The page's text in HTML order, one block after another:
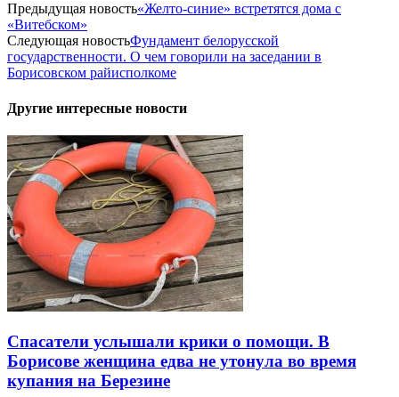
Предыдущая новость«Желто-синие» встретятся дома с
«Витебском»
Следующая новостьФундамент белорусской
государственности. О чем говорили на заседании в
Борисовском райисполкоме
Другие интересные новости
Спасатели услышали крики о помощи. В
Борисове женщина едва не утонула во время
купания на Березине